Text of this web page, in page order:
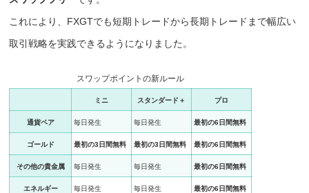
これにより、FXGTでも短期トレードから長期トレードまで幅広い
取引戦略を実践できるようになりました。
スワップポイントの新ルール
ミニ スタンダード＋ プロ
通貨ペア 毎日発生 毎日発生 最初の6日間無料
ゴールド 最初の3日間無料 最初の3日間無料 最初の6日間無料
その他の貴金属 毎日発生 毎日発生 最初の6日間無料
エネルギー 毎日発生 毎日発生 最初の6日間無料